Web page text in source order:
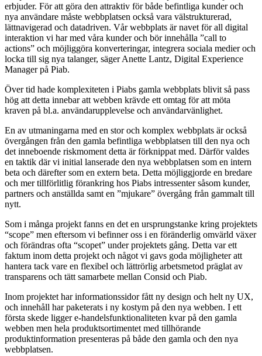
erbjuder. För att göra den attraktiv för både befintliga kunder och
nya användare måste webbplatsen också vara välstrukturerad,
lättnavigerad och datadriven. Vår webbplats är navet för all digital
interaktion vi har med våra kunder och bör innehålla ”call to
actions” och möjliggöra konverteringar, integrera sociala medier och
locka till sig nya talanger, säger Anette Lantz, Digital Experience
Manager på Piab.
Över tid hade komplexiteten i Piabs gamla webbplats blivit så pass
hög att detta innebar att webben krävde ett omtag för att möta
kraven på bl.a. användarupplevelse och användarvänlighet.
En av utmaningarna med en stor och komplex webbplats är också
övergången från den gamla befintliga webbplatsen till den nya och
det inneboende riskmoment detta är förknippat med. Därför valdes
en taktik där vi initial lanserade den nya webbplatsen som en intern
beta och därefter som en extern beta. Detta möjliggjorde en bredare
och mer tillförlitlig förankring hos Piabs intressenter såsom kunder,
partners och anställda samt en ”mjukare” övergång från gammalt till
nytt.
Som i många projekt fanns en det en ursprungstanke kring projektets
“scope” men eftersom vi befinner oss i en föränderlig omvärld växer
och förändras ofta “scopet” under projektets gång. Detta var ett
faktum inom detta projekt och något vi gavs goda möjligheter att
hantera tack vare en flexibel och lättrörlig arbetsmetod präglat av
transparens och tätt samarbete mellan Consid och Piab.
Inom projektet har informationssidor fått ny design och helt ny UX,
och innehåll har paketerats i ny kostym på den nya webben. I ett
första skede ligger e-handelsfunktionaliteten kvar på den gamla
webben men hela produktsortimentet med tillhörande
produktinformation presenteras på både den gamla och den nya
webbplatsen.